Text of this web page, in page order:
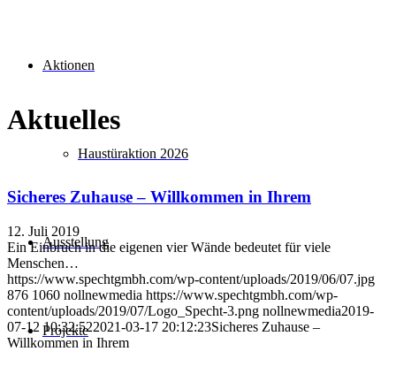
Aktionen
Haustüraktion 2026
Ausstellung
Projekte
Aktuelles
Sicheres Zuhause – Willkommen in Ihrem
12. Juli 2019
Ein Einbruch in die eigenen vier Wände bedeutet für viele
Menschen…
https://www.spechtgmbh.com/wp-content/uploads/2019/06/07.jpg
876 1060 nollnewmedia https://www.spechtgmbh.com/wp-
content/uploads/2019/07/Logo_Specht-3.png nollnewmedia2019-
07-12 10:32:522021-03-17 20:12:23Sicheres Zuhause –
Willkommen in Ihrem